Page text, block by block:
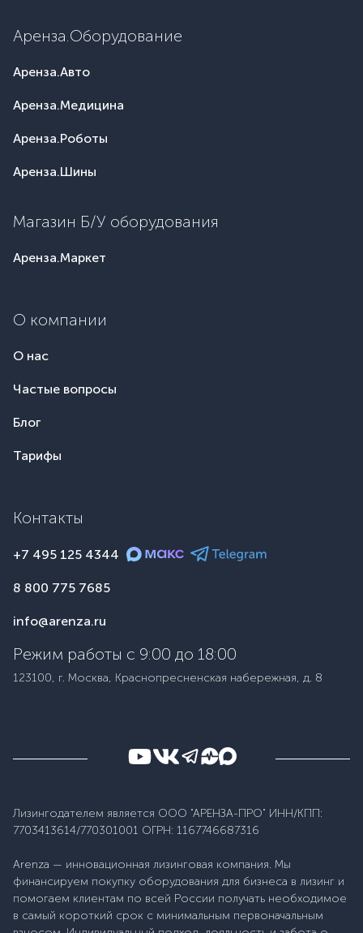
Аренза.Оборудование
Аренза.Авто
Аренза.Медицина
Аренза.Роботы
Аренза.Шины
Магазин Б/У оборудования
Аренза.Маркет
О компании
О нас
Частые вопросы
Блог
Тарифы
Контакты
+7 495 125 4344
8 800 775 7685
info@arenza.ru
Режим работы с 9:00 до 18:00
123100, г. Москва, Краснопресненская набережная, д. 8
Лизингодателем является ООО "АРЕНЗА-ПРО" ИНН/КПП:
7703413614/770301001 ОГРН: 1167746687316
Arenza — инновационная лизинговая компания. Мы
финансируем покупку оборудования для бизнеса в лизинг и
помогаем клиентам по всей России получать необходимое
в самый короткий срок с минимальным первоначальным